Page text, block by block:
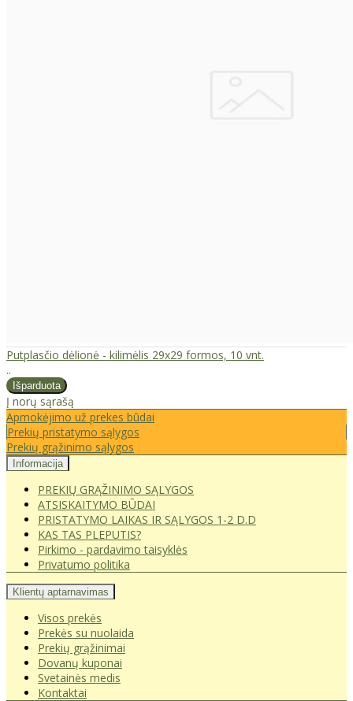
Putplasčio dėlionė - kilimėlis 29x29 formos, 10 vnt.
..
Į norų sąrašą
Apmokėjimo už prekes būdai
Prekių pristatymo sąlygos
Prekių grąžinimo sąlygos
Informacija
PREKIŲ GRĄŽINIMO SĄLYGOS
ATSISKAITYMO BŪDAI
PRISTATYMO LAIKAS IR SĄLYGOS 1-2 D.D
KAS TAS PLEPUTIS?
Pirkimo - pardavimo taisyklės
Privatumo politika
Klientų aptarnavimas
Visos prekės
Prekės su nuolaida
Prekių grąžinimai
Dovanų kuponai
Svetainės medis
Kontaktai